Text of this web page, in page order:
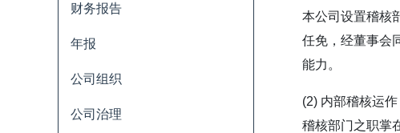
财务报告
年报
公司组织
公司治理
本公司设置稽核
任免，经董事会
能力。
(2) 内部稽核运作
稽核部门之职掌